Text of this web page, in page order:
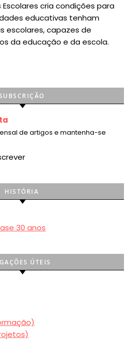
cria condições para
educativas tenham
escolares, capazes de
da educação e da escola.
SUBSCRIÇÃO
de artigos e mantenha-se
HISTÓRIA
30 anos
ÚTEIS